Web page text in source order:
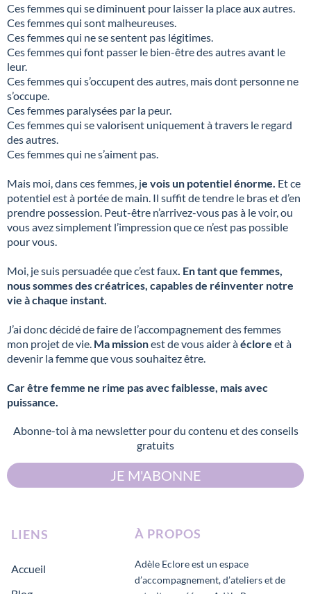
Ces femmes qui se diminuent pour laisser la place aux autres.
Ces femmes qui sont malheureuses.
Ces femmes qui ne se sentent pas légitimes.
Ces femmes qui font passer le bien-être des autres avant le
leur.
Ces femmes qui s’occupent des autres, mais dont personne ne
s’occupe.
Ces femmes paralysées par la peur.
Ces femmes qui se valorisent uniquement à travers le regard
des autres.
Ces femmes qui ne s’aiment pas.
Mais moi, dans ces femmes, je vois un potentiel énorme. Et ce
potentiel est à portée de main. Il suffit de tendre le bras et d’en
prendre possession. Peut-être n’arrivez-vous pas à le voir, ou
vous avez simplement l’impression que ce n’est pas possible
pour vous.
Moi, je suis persuadée que c’est faux . En tant que femmes,
nous sommes des créatrices, capables de réinventer notre
vie à chaque instant.
J’ai donc décidé de faire de l’accompagnement des femmes
mon projet de vie. Ma missionest de vous aider àéclore et à
devenir la femme que vous souhaitez être.
Car être femme ne rime pas avec faiblesse, mais avec
puissance.
Abonne-toi à ma newsletter pour du contenu et des conseils
gratuits
JE M'ABONNE
LIENS
Accueil
À PROPOS
Adèle Eclore est un espace
d’accompagnement, d’ateliers et de